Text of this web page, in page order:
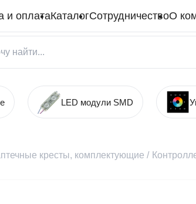
и оплатаКаталогСотрудничествоО
LED модули SMD
кресты, комплектующие /